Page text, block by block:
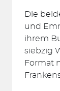
Die
und
ihrem
siebzig
Format